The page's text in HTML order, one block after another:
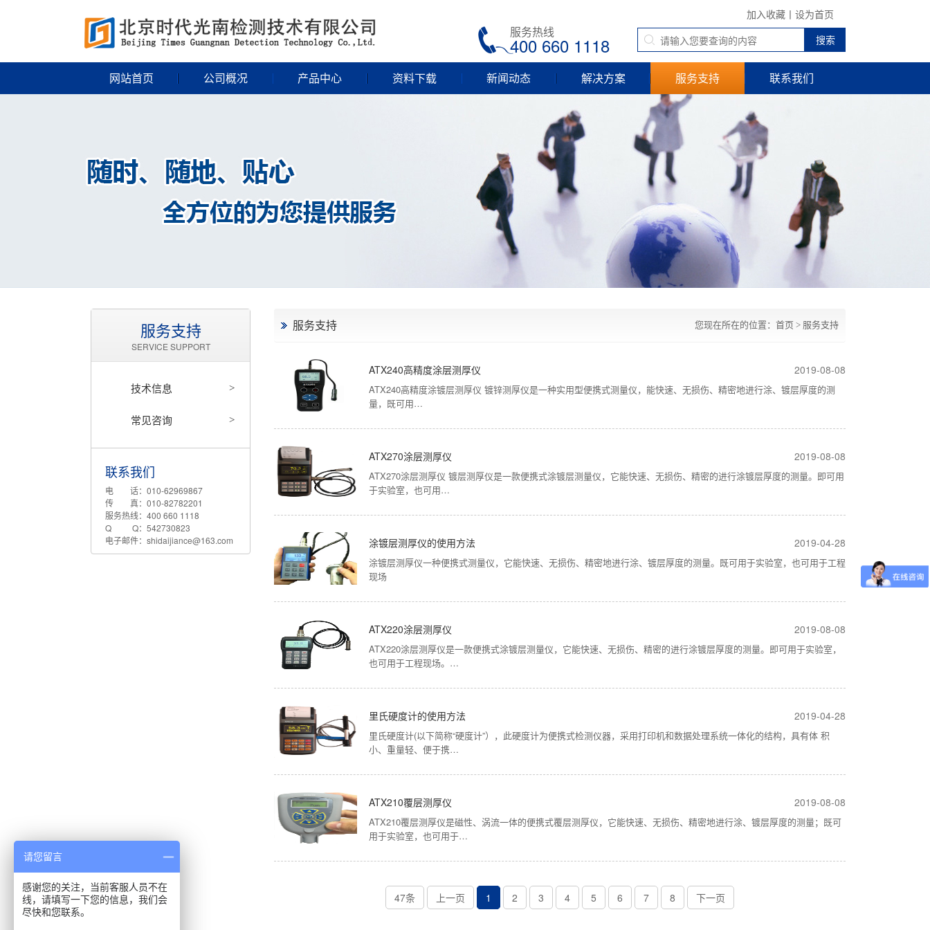
加入收藏 丨 设为首页
服务热线
400 660 1118
网站首页 公司概况 产品中心 资料下载 新闻动态 解决方案 服务支持 联系我们
服务支持 您现在所在的位置： 首页 > 服务支持
ATX240高精度涂层测厚仪 2019-08-08
ATX240高精度涂镀层测厚仪 镀锌测厚仪是一种实用型便携式测量仪，能快速、无损伤、精密地进行涂、镀层厚度的测
量，既可用…
ATX270涂层测厚仪 2019-08-08
ATX270涂层测厚仪 镀层测厚仪是一款便携式涂镀层测量仪，它能快速、无损伤、精密的进行涂镀层厚度的测量。即可用
于实验室，也可用…
涂镀层测厚仪的使用方法 2019-04-28
涂镀层测厚仪一种便携式测量仪，它能快速、无损伤、精密地进行涂、镀层厚度的测量。既可用于实验室，也可用于工程
现场
ATX220涂层测厚仪 2019-08-08
ATX220涂层测厚仪是一款便携式涂镀层测量仪，它能快速、无损伤、精密的进行涂镀层厚度的测量。即可用于实验室，
也可用于工程现场。…
里氏硬度计的使用方法 2019-04-28
里氏硬度计(以下简称“硬度计”），此硬度计为便携式检测仪器，采用打印机和数据处理系统一体化的结构，具有体 积
小、重量轻、便于携…
ATX210覆层测厚仪 2019-08-08
ATX210覆层测厚仪是磁性、涡流一体的便携式覆层测厚仪，它能快速、无损伤、精密地进行涂、镀层厚度的测量；既可
用于实验室，也可用于…
47条 上一页 1 2 3 4 5 6 7 8 下一页
服务支持
SERVICE SUPPORT
技术信息 >
常见咨询 >
联系我们
电 话：010-62969867
传 真：010-82782201
服务热线：400 660 1118
Q Q：542730823
电子邮件：shidaijiance@163.com
请您留言
感谢您的关注，当前客服人员不在
线，请填写一下您的信息，我们会
尽快和您联系。